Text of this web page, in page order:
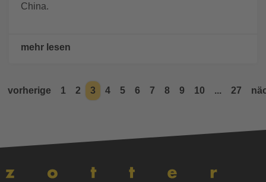
China.
mehr lesen
vorherige 1 2 3 4 5 6 7 8 9 10 ... 27